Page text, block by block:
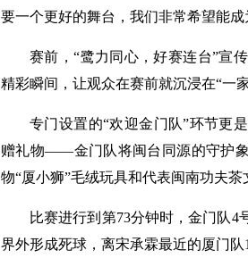
要一个更好的舞台，我们非常希望能
赛前，“鹭力同心，好赛连台”宣
精彩瞬间，让观众在赛前就沉浸在“一
专门设置的“欢迎金门队”环节更
赠礼物——金门队将闽台同源的守护
物“厦小狮”毛绒玩具和代表闽南功夫茶
比赛进行到第73分钟时，金门队
界外形成死球，离宋承霖最近的厦门